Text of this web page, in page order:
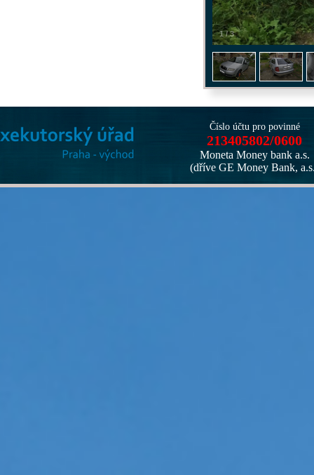
1/3
Číslo účtu pro povinné
213405802/0600
Moneta Money bank a.s.
(dříve GE Money Bank,